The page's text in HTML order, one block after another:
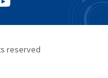
reserved